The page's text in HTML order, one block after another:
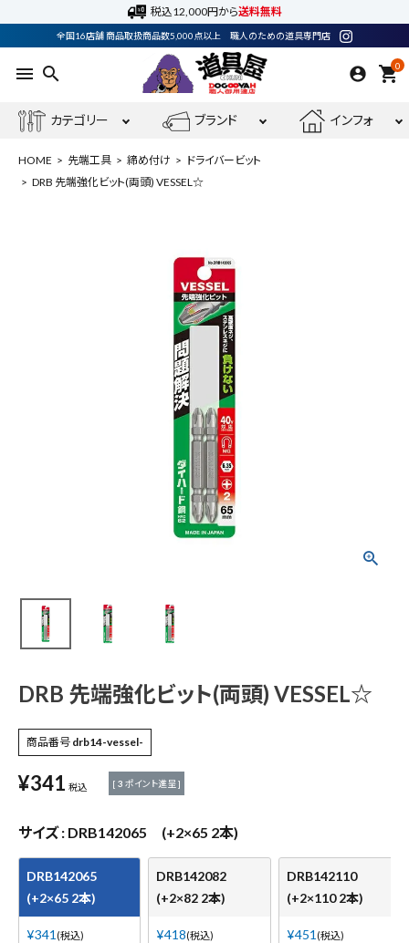
税込12,000円から送料無料
全国16店舗 商品取扱商品数5,000点以上 職人のための道具専門店
menu search 0
shopping_cart
カテゴリー ブランド インフォ
会員登録
最近閲覧した商品
電動工具
エアー工具・機械工具
先端工具
作業工具・大工道具
測定工具・筆記具
収納・腰袋・ワーク用品
現場安全・運搬
HOME 先端工具 締め付け
ドライバービット
DRB 先端強化ビット(両頭) VESSEL☆
DRB 先端強化ビット(両頭) VESSEL☆
商品番号 drb14-vessel-
¥341 税込 [ 3 ポイント進呈 ]
サイズ DRB142065 (+2×65 2本)
DRB142065
(+2×65 2本)
¥341 税込
DRB142082
(+2×82 2本)
¥418 税込
DRB142110
(+2×110 2本)
¥451 税込